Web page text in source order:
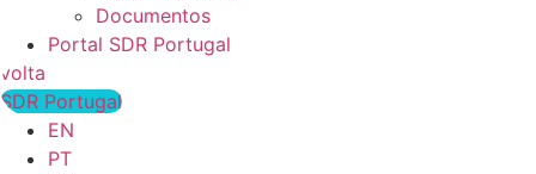
Documentos
Portal SDR Portugal
volta
SDR Portugal
EN
PT